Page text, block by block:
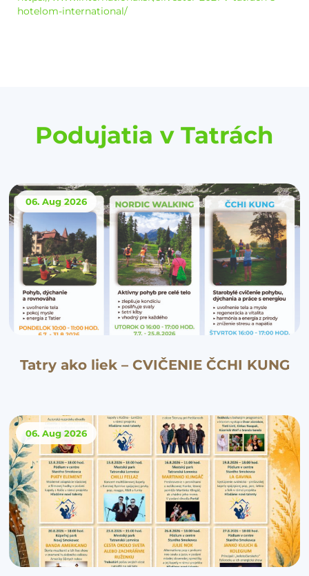
hotelom-international/
Podujatia v Tatrách
06. Aug 2026
Tatry ako liek – CVIČENIE ČCHI KUNG
06. Aug 2026